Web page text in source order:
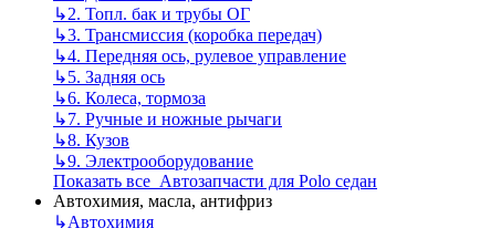
↳2. Топл. бак и трубы ОГ
↳3. Трансмиссия (коробка передач)
↳4. Передняя ось, рулевое управление
↳5. Задняя ось
↳6. Колеса, тормоза
↳7. Ручные и ножные рычаги
↳8. Кузов
↳9. Электрооборудование
Показать все Автозапчасти для Polo седан
Автохимия, масла, антифриз
↳Автохимия